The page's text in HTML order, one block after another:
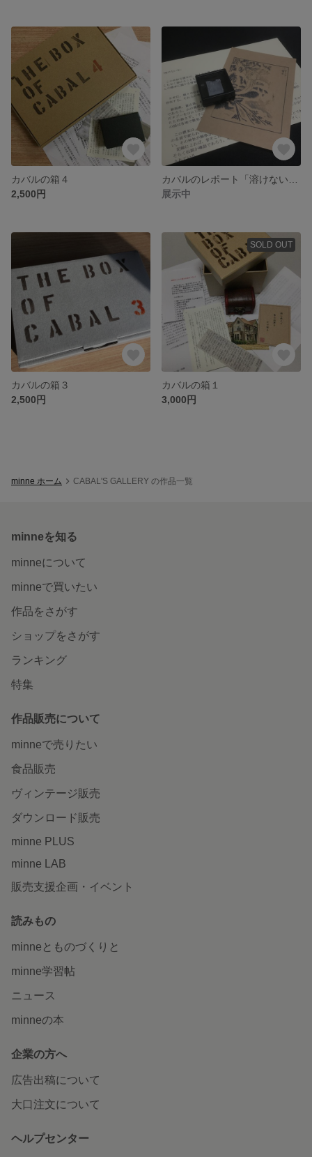
カバルの箱４
2,500円
展示中
カバルの箱３
2,500円
SOLD OUT
カバルの箱１
3,000円
minne ホーム CABAL'S GALLERY の作品一覧
minneを知る
minneについて
minneで買いたい
作品をさがす
ショップをさがす
ランキング
特集
作品販売について
minneで売りたい
食品販売
ヴィンテージ販売
ダウンロード販売
minne PLUS
minne LAB
販売支援企画・イベント
読みもの
minneとものづくりと
minne学習帖
ニュース
minneの本
企業の方へ
広告出稿について
大口注文について
ヘルプセンター